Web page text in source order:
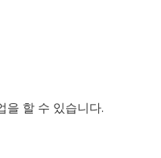
을 할 수 있습니다.